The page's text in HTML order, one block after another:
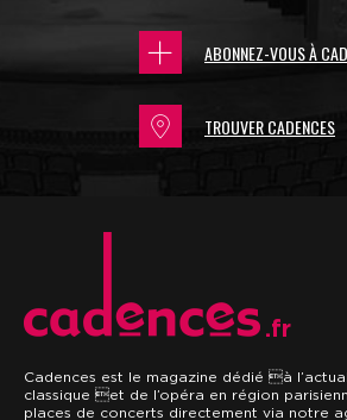
ABONNEZ-VOUS À
TROUVER CADENCES
.fr
Cadences est le magazine dédié à
classique et de l’opéra en région
places de concerts directement via notre